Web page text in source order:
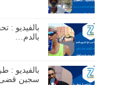
بالفيديو :
بالدم…
بالفيديو :
سجين قضى